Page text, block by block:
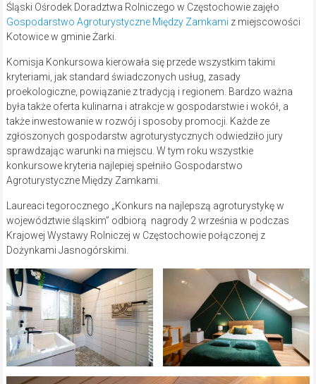
Śląski Ośrodek Doradztwa Rolniczego w Częstochowie zajęło
Gospodarstwo Agroturystyczne Między Zamkami z miejscowości
Kotowice w gminie Żarki.
Komisja Konkursowa kierowała się przede wszystkim takimi
kryteriami, jak standard świadczonych usług, zasady
proekologiczne, powiązanie z tradycją i regionem. Bardzo ważna
była także oferta kulinarna i atrakcje w gospodarstwie i wokół, a
także inwestowanie w rozwój i sposoby promocji. Każde ze
zgłoszonych gospodarstw agroturystycznych odwiedziło jury
sprawdzając warunki na miejscu. W tym roku wszystkie
konkursowe kryteria najlepiej spełniło Gospodarstwo
Agroturystyczne Między Zamkami.
Laureaci tegorocznego „Konkurs na najlepszą agroturystykę w
województwie śląskim” odbiorą nagrody 2 września w podczas
Krajowej Wystawy Rolniczej w Częstochowie połączonej z
Dożynkami Jasnogórskimi.